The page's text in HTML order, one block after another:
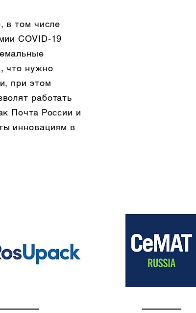
в том числе
COVID-19
что нужно
при этом
работать
Почта России и
инновациям в